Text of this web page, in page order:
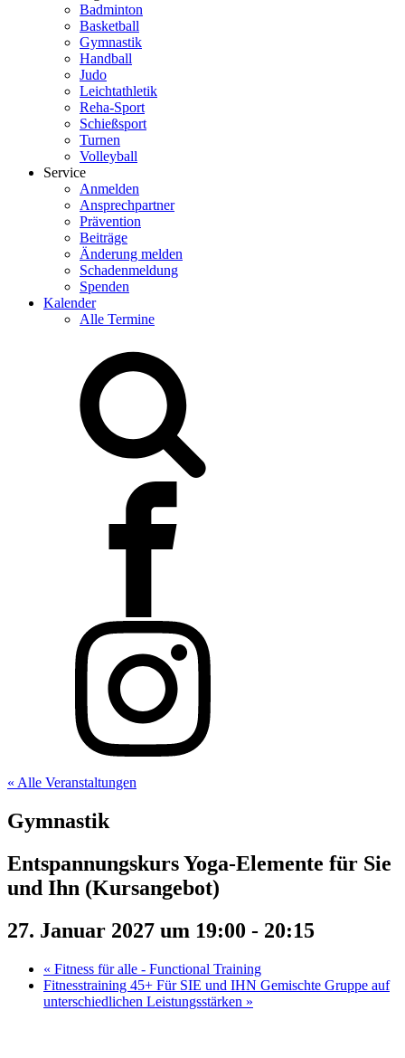
Badminton
Basketball
Gymnastik
Handball
Judo
Leichtathletik
Reha-Sport
Schießsport
Turnen
Volleyball
Service
Anmelden
Ansprechpartner
Prävention
Beiträge
Änderung melden
Schadenmeldung
Spenden
Kalender
Alle Termine
« Alle Veranstaltungen
Gymnastik
Entspannungskurs Yoga-Elemente für Sie
und Ihn (Kursangebot)
27. Januar 2027 um 19:00 - 20:15
« Fitness für alle - Functional Training
Fitnesstraining 45+ Für SIE und IHN Gemischte Gruppe auf
unterschiedlichen Leistungsstärken »